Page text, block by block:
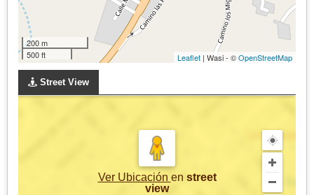
200 m
500 ft
Leaflet | Wasi - ©OpenStreetMap
Street View
Ver Ubicación en street
view